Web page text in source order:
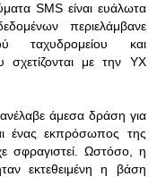
SMS είναι ευάλωτα
περιελάμβανε
ταχυδρομείου και
με την YX
άμεσα δράση για
ένας εκπρόσωπος της
σφραγιστεί. Ωστόσο, η
εκτεθειμένη η βάση